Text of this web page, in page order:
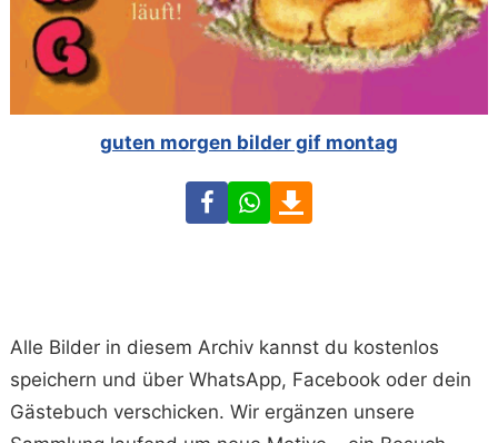
guten morgen bilder gif montag
FacebookWhatsApp
Alle Bilder in diesem Archiv kannst du kostenlos
speichern und über WhatsApp, Facebook oder dein
Gästebuch verschicken. Wir ergänzen unsere